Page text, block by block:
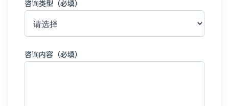
咨询类型（必填）
咨询内容（必填）